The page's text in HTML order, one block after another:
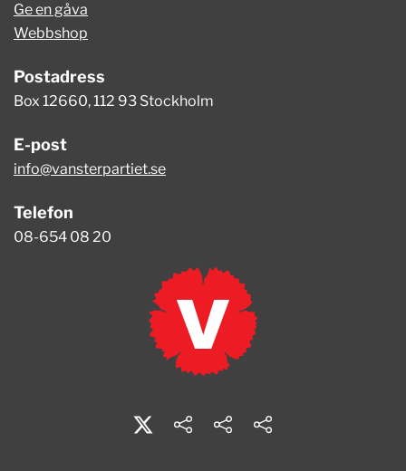
Ge en gåva
Webbshop
Postadress
Box 12660, 112 93 Stockholm
E-post
info@vansterpartiet.se
Telefon
08-654 08 20